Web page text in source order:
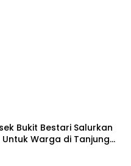
Bukit Bestari Salurkan
Warga di Tanjung